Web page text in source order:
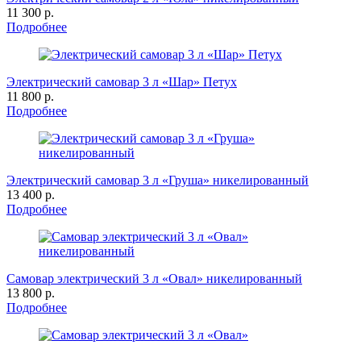
11 300 р.
Подробнее
Электрический самовар 3 л «Шар» Петух
11 800 р.
Подробнее
Электрический самовар 3 л «Груша» никелированный
13 400 р.
Подробнее
Самовар электрический 3 л «Овал» никелированный
13 800 р.
Подробнее